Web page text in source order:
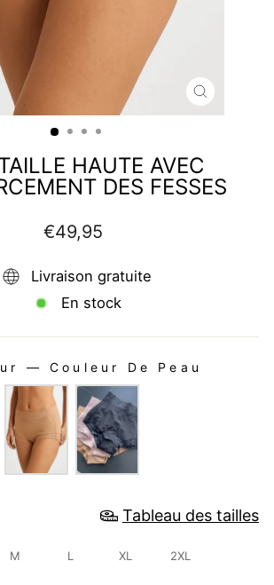
FERMER
(ESC)
HAUTE AVEC
DES FESSES
Prix
régulier
€49,95
Livraison gratuite
En stock
— Couleur De Peau
Tableau des tailles
M L XL 2XL